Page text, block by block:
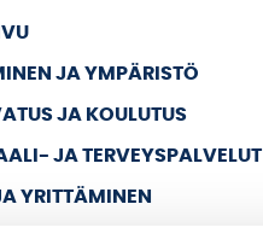
JA YMPÄRISTÖ
JA KOULUTUS
JA TERVEYSPALVELUT
YRITTÄMINEN